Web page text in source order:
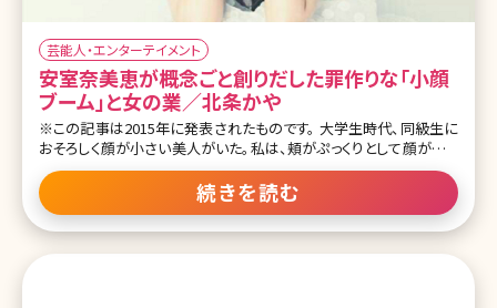
芸能人・エンターテイメント
安室奈美恵が概念ごと創りだした罪作りな「小顔
ブーム」と女の業／北条かや
※この記事は2015年に発表されたものです。 大学生時代、同級生に
おそろしく顔が小さい美人がいた。私は、頬がぷっくりとして顔が大き
いのがコンプレックスだったので、その子を見るたび、心のなかで嫉
妬とも羨望ともつかぬ炎が燃え上がるような思いがした。ネットで
「小顔」と検索すれば、「小顔になる方法」「小顔エクササイズ」「小顔
ローラー効果」など、顔をいかに小さくするかを模索するワードが山
続きを読む